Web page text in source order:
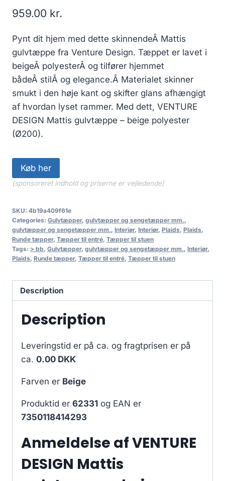
959.00 kr.
Pynt dit hjem med dette skinnendeÂ Mattis
gulvtæppe fra Venture Design. Tæppet er lavet i
beigeÂ polyesterÂ og tilfører hjemmet
bådeÂ stilÂ og elegance.Â Materialet skinner
smukt i den høje kant og skifter glans afhængigt
af hvordan lyset rammer. Med dett, VENTURE
DESIGN Mattis gulvtæppe – beige polyester
(Ø200).
Køb her
(sponsoreret indhold og priserne er vejledende)
SKU: 4b19a409f61e
Categories: Gulvtæpper, gulvtæpper og sengetæpper mm.,
gulvtæpper og sengetæpper mm., Interiør, Interiør, Plaids, Plaids,
Runde tæpper, Tæpper til entré, Tæpper til stuen
Tags: > bb, Gulvtæpper, gulvtæpper og sengetæpper mm., Interiør,
Plaids, Runde tæpper, Tæpper til entré, Tæpper til stuen
Description
Description
Leveringstid er på ca. og fragtprisen er på
ca. 0.00 DKK
Farven er Beige
Produktid er 62331 og EAN er
7350118414293
Anmeldelse af VENTURE
DESIGN Mattis